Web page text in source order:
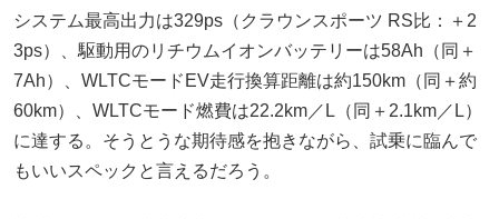
システム最高出力は329ps（クラウンスポーツ RS比：＋2
3ps）、駆動用のリチウムイオンバッテリーは58Ah（同＋
7Ah）、WLTCモードEV走行換算距離は約150km（同＋約
60km）、WLTCモード燃費は22.2km／L（同＋2.1km／L）
に達する。そうとうな期待感を抱きながら、試乗に臨んで
もいいスペックと言えるだろう。